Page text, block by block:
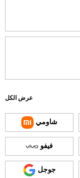
عرض الكل
شاومي
فيفو
جوجل